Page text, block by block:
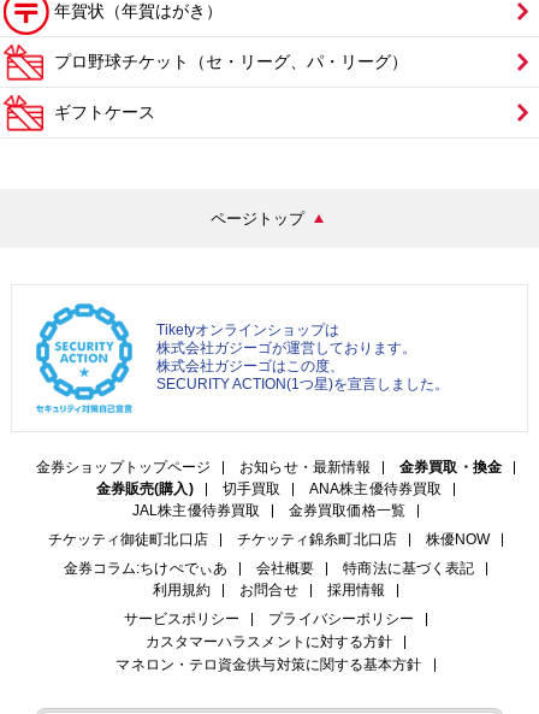
年賀状（年賀はがき）
プロ野球チケット（セ・リーグ、パ・リーグ）
ギフトケース
ページトップ
Tiketyオンラインショップは
株式会社ガジーゴが運営しております。
株式会社ガジーゴはこの度、
SECURITY ACTION(1つ星)を宣言しました。
金券ショップトップページ お知らせ・最新情報
金券買取・換金
金券販売(購入)
切手買取
ANA株主優待券買取
JAL株主優待券買取
金券買取価格一覧
チケッティ御徒町北口店
チケッティ錦糸町北口店
株優NOW
金券コラム:ちけぺでぃあ
会社概要
特商法に基づく表記
利用規約
お問合せ
採用情報
サービスポリシー
プライバシーポリシー
カスタマーハラスメントに対する方針
マネロン・テロ資金供与対策に関する基本方針